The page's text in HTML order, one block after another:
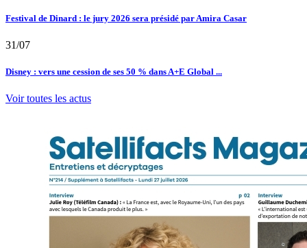
Festival de Dinard : le jury 2026 sera présidé par Amira Casar
31/07
Disney : vers une cession de ses 50 % dans A+E Global ...
Voir toutes les actus